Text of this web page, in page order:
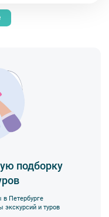
подборку
Петербурге
и туров